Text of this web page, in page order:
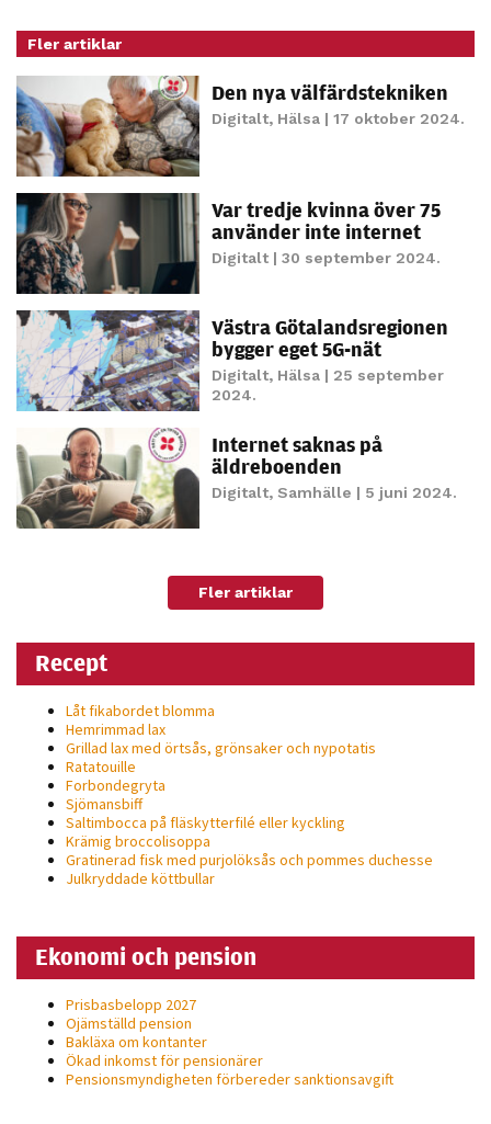
Fler artiklar
Den nya välfärdstekniken
Digitalt, Hälsa| 17 oktober 2024.
Var tredje kvinna över 75
använder inte internet
Digitalt| 30 september 2024.
Västra Götalandsregionen
bygger eget 5G-nät
Digitalt, Hälsa| 25 september
2024.
Internet saknas på
äldreboenden
Digitalt, Samhälle | 5 juni 2024.
Fler artiklar
Recept
Låt fikabordet blomma
Hemrimmad lax
Grillad lax med örtsås, grönsaker och nypotatis
Ratatouille
Forbondegryta
Sjömansbiff
Saltimbocca på fläsk­ytterfilé eller kyckling
Krämig broccolisoppa
Gratinerad fisk med purjolöksås och pommes duchesse
Julkryddade köttbullar
Ekonomi och pension
Prisbasbelopp 2027
Ojämställd pension
Bakläxa om kontanter
Ökad inkomst för pensionärer
Pensionsmyndigheten förbereder sanktionsavgift
från
hemsidan.
Marknadsföring
Genom att dela
med dig av dina
surfar ökar du
chansen att få se
personligt
och erbjudanden.